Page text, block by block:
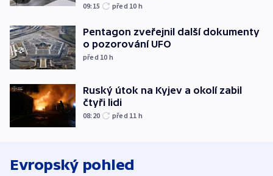
09:15 před 10 h
Pentagon zveřejnil další dokumenty
o pozorování UFO
před 10 h
Ruský útok na Kyjev a okolí zabil
čtyři lidi
08:20 před 11 h
Evropský pohled